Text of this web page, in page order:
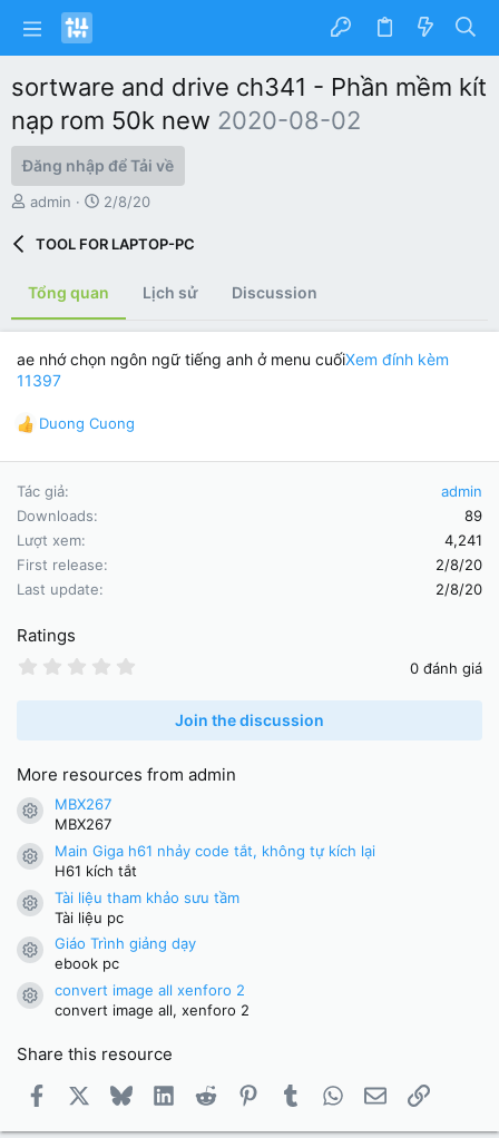
sortware and drive ch341 - Phần mềm kít
nạp rom 50k new 2020-08-02
Đăng nhập để Tải về
T
c
ả
admin
C
e
i
o
d
e
2/8/20
TOOL FOR LAPTOP-PC
Tổng quan Lịch sử Discussion
ae nhớ chọn ngôn ngữ tiếng anh ở menu cuốiXem đính kèm
11397
R
c
t
i
o
n
s
Duong Cuong
Tác giả
admin
Downloads
89
Lượt xem
4,241
First release
2/8/20
Last update
2/8/20
Ratings
r
0 đánh giá
Join the discussion
More resources from admin
Resource icon
MBX267
MBX267
Resource icon
Main Giga h61 nhảy code tắt, không tự kích lại
H61 kích tắt
Resource icon
Tài liệu tham khảo sưu tầm
Tài liệu pc
Resource icon
Giáo Trình giảng dạy
ebook pc
Resource icon
convert image all xenforo 2
convert image all, xenforo 2
Share this resource
Facebook BlueskyLinkedInReddit PinterestTumblrWhatsApp
Email Link